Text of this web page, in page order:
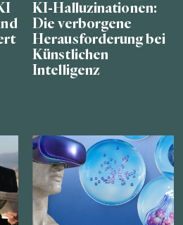
KI-Halluzinationen:
Die verborgene
Herausforderung bei
Künstlichen
Intelligenz